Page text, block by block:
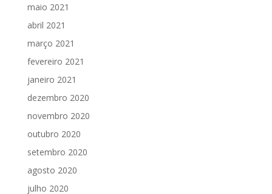
maio 2021
abril 2021
março 2021
fevereiro 2021
janeiro 2021
dezembro 2020
novembro 2020
outubro 2020
setembro 2020
agosto 2020
julho 2020